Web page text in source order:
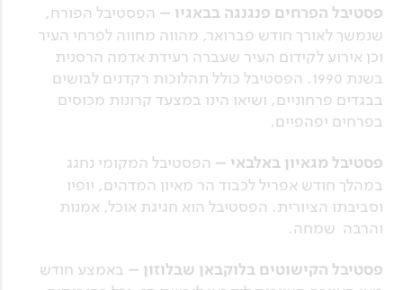
פסטיבל הפרחים פנגנגה בבאגיו – הפסטיבל הפורח,
שנמשך לאורך חודש פברואר, מהווה מחווה לפרחי העיר
וכן אירוע לקידום העיר שעברה רעידת אדמה הרסנית
בשנת 1990. הפסטיבל כולל תהלוכות רקדנים לבושים
בבגדים פרחוניים, ושיאו הינו במצעד קרונות מכוסים
בפרחים יפהפיים.
פסטיבל מגאיון באלבאי – הפסטיבל המקומי נחגג
במהלך חודש אפריל לכבוד הר מאיון המדהים, יופיו
וסביבתו הציורית. הפסטיבל הוא חגיגת אוכל, אמנות
והרבה שמחה.
פסטיבל הקישוטים בלוקבאן שבלוזון – באמצע חודש